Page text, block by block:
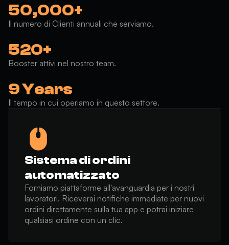
50,000+
Il numero di Clienti annuali che serviamo.
520+
Booster attivi nel nostro team.
9 Years
Il tempo in cui operiamo in questo settore.
Sistema di ordini
automatizzato
Forniamo piattaforme all'avanguardia per i nostri
lavoratori. Riceverai notifiche immediate per nuovi
ordini direttamente sulla tua app e potrai iniziare
qualsiasi ordine con un clic.